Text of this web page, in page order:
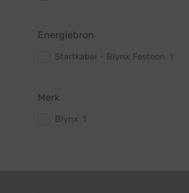
Energiebron
Startkabel - Blynx Festoon
Merk
Blynx